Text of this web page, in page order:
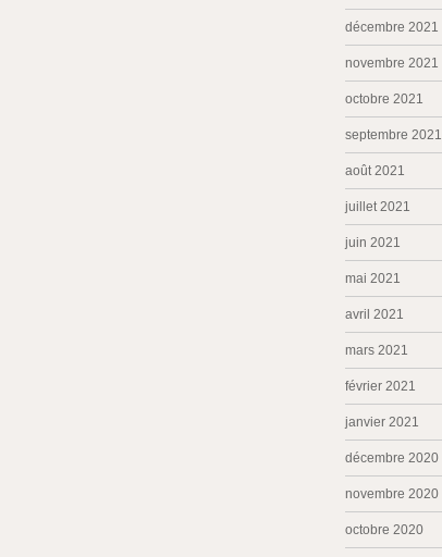
décembre 2021
novembre 2021
octobre 2021
septembre 2021
août 2021
juillet 2021
juin 2021
mai 2021
avril 2021
mars 2021
février 2021
janvier 2021
décembre 2020
novembre 2020
octobre 2020